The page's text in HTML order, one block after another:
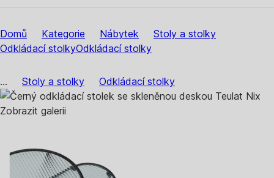
Domů Kategorie Nábytek
Stoly a stolky
Odkládací stolkyOdkládací stolky
... Stoly a stolky Odkládací stolky
Zobrazit galerii